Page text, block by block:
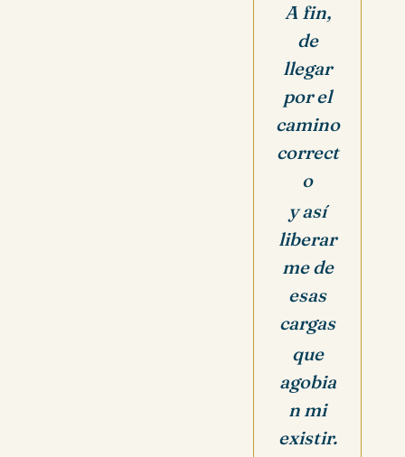
A fin,
de
llegar
por el
camino
correct
o
y así
liberar
me de
esas
cargas
que
agobia
n mi
existir.